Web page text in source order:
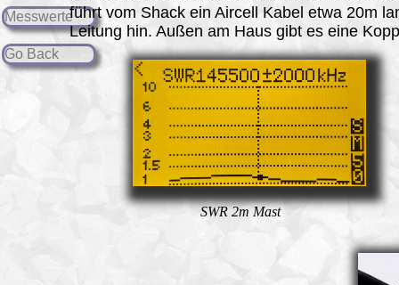
Messwerte
Go Back
führt vom Shack ein Aircell Kabel etwa 20m
Leitung hin. Außen am Haus gibt es eine
SWR 2m Mast